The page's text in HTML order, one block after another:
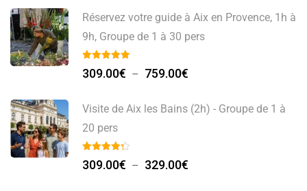
Réservez votre guide à Aix en Provence, 1h à
9h, Groupe de 1 à 30 pers
309.00€ – 759.00€
prix :
Visite de Aix les Bains (2h) - Groupe de 1 à
20 pers
309.00€ – 329.00€